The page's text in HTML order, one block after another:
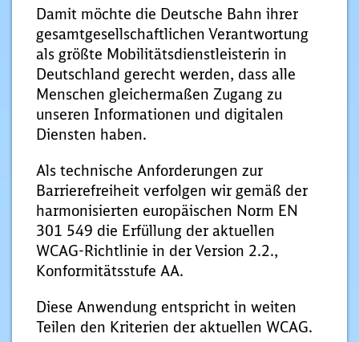
Damit möchte die Deutsche Bahn ihrer
gesamtgesellschaftlichen Verantwortung
als größte Mobilitätsdienstleisterin in
Deutschland gerecht werden, dass alle
Menschen gleichermaßen Zugang zu
unseren Informationen und digitalen
Diensten haben.
Als technische Anforderungen zur
Barrierefreiheit verfolgen wir gemäß der
harmonisierten europäischen Norm EN
301 549 die Erfüllung der aktuellen
WCAG-Richtlinie in der Version 2.2.,
Konformitätsstufe AA.
Diese Anwendung entspricht in weiten
Teilen den Kriterien der aktuellen WCAG.